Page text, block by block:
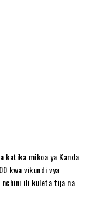
katika mikoa ya Kanda
kwa vikundi vya
nchini ili kuleta tija na